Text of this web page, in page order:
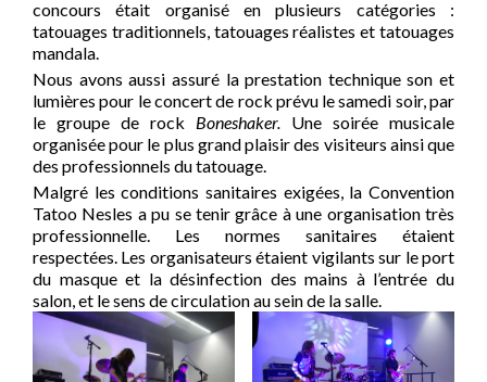
concours était organisé en plusieurs catégories :
tatouages traditionnels, tatouages réalistes et tatouages
mandala.
Nous avons aussi assuré la prestation technique son et
lumières pour le concert de rock prévu le samedi soir, par
le groupe de rock Boneshaker. Une soirée musicale
organisée pour le plus grand plaisir des visiteurs ainsi que
des professionnels du tatouage.
Malgré les conditions sanitaires exigées, la Convention
Tatoo Nesles a pu se tenir grâce à une organisation très
professionnelle. Les normes sanitaires étaient
respectées. Les organisateurs étaient vigilants sur le port
du masque et la désinfection des mains à l’entrée du
salon, et le sens de circulation au sein de la salle.